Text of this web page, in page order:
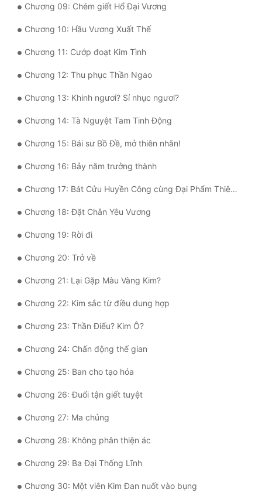
Chương 09: Chém giết Hổ Đại Vương
Chương 10: Hầu Vương Xuất Thế
Chương 11: Cướp đoạt Kim Tình
Chương 12: Thu phục Thần Ngao
Chương 13: Khinh ngươi? Sỉ nhục ngươi?
Chương 14: Tà Nguyệt Tam Tinh Động
Chương 15: Bái sư Bồ Đề, mở thiên nhãn!
Chương 16: Bảy năm trưởng thành
Chương 17: Bát Cửu Huyền Công cùng Đại Phẩm Thiên Tiên Quyết
Chương 18: Đặt Chân Yêu Vương
Chương 19: Rời đi
Chương 20: Trở về
Chương 21: Lại Gặp Màu Vàng Kim?
Chương 22: Kim sắc từ điều dung hợp
Chương 23: Thần Điểu? Kim Ô?
Chương 24: Chấn động thế gian
Chương 25: Ban cho tạo hóa
Chương 26: Đuổi tận giết tuyệt
Chương 27: Ma chủng
Chương 28: Không phân thiện ác
Chương 29: Ba Đại Thống Lĩnh
Chương 30: Một viên Kim Đan nuốt vào bụng